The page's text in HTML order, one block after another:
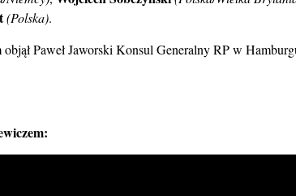
(Polska).
Paweł Jaworski Konsul Generalny RP w